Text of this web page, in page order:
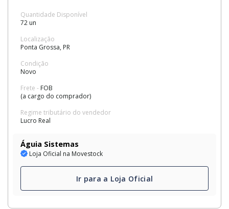
Quantidade Disponível
72 un
Localização
Ponta Grossa, PR
Condição
Novo
Frete - FOB
(a cargo do comprador)
Regime tributário do vendedor
Lucro Real
Águia Sistemas
Loja Oficial na Movestock
Ir para a Loja Oficial